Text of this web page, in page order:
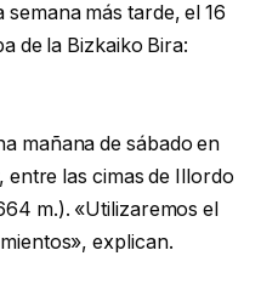
más tarde, el 16
de la Bizkaiko Bira:
mañana de sábado en
entre las cimas de Illordo
m.). «Utilizaremos el
explican.